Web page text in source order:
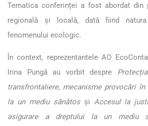
Tematica conferinței a fost abordat din
regională și locală, dată fiind
fenomenului ecologic.
În context, reprezentantele AO
Irina Pungă au vorbit despre
transfrontaliere, mecanisme provocări în
la un mediu sănătosși Accesul la
asigurare a dreptului la un mediu